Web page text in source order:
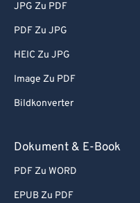
JPG Zu PDF
PDF Zu JPG
HEIC Zu JPG
Image Zu PDF
Bildkonverter
Dokument & E-Book
PDF Zu WORD
EPUB Zu PDF